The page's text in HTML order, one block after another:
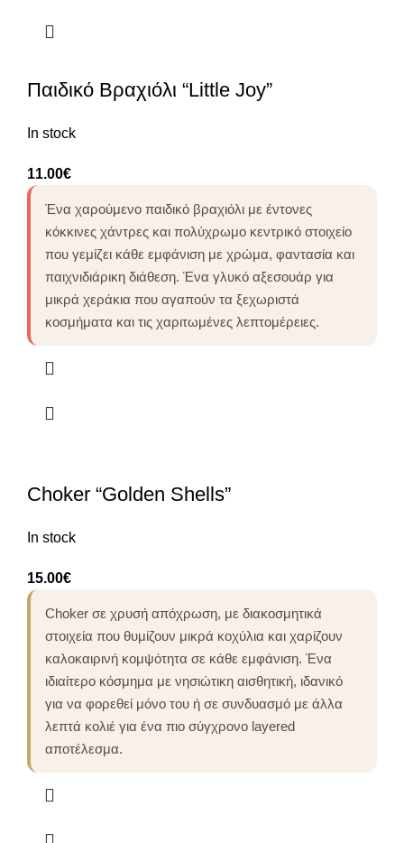
Παιδικό Βραχιόλι “Little Joy”
In stock
11.00€
Ένα χαρούμενο παιδικό βραχιόλι με έντονες
κόκκινες χάντρες και πολύχρωμο κεντρικό στοιχείο
που γεμίζει κάθε εμφάνιση με χρώμα, φαντασία και
παιχνιδιάρικη διάθεση. Ένα γλυκό αξεσουάρ για
μικρά χεράκια που αγαπούν τα ξεχωριστά
κοσμήματα και τις χαριτωμένες λεπτομέρειες.
Choker “Golden Shells”
In stock
15.00€
Choker σε χρυσή απόχρωση, με διακοσμητικά
στοιχεία που θυμίζουν μικρά κοχύλια και χαρίζουν
καλοκαιρινή κομψότητα σε κάθε εμφάνιση. Ένα
ιδιαίτερο κόσμημα με νησιώτικη αισθητική, ιδανικό
για να φορεθεί μόνο του ή σε συνδυασμό με άλλα
λεπτά κολιέ για ένα πιο σύγχρονο layered
αποτέλεσμα.